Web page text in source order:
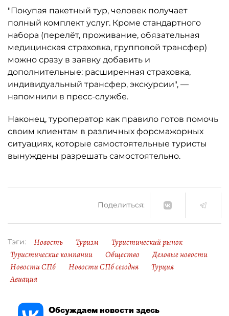
"Покупая пакетный тур, человек получает
полный комплект услуг. Кроме стандартного
набора (перелёт, проживание, обязательная
медицинская страховка, групповой трансфер)
можно сразу в заявку добавить и
дополнительные: расширенная страховка,
индивидуальный трансфер, экскурсии", —
напомнили в пресс-службе.
Наконец, туроператор как правило готов помочь
своим клиентам в различных форсмажорных
ситуациях, которые самостоятельные туристы
вынуждены разрешать самостоятельно.
Поделиться:
Тэги: Новость Туризм
Туристический рынок
Туристические компании
Общество
Деловые новости
Новости СПб
Новости СПб сегодня
Турция
Авиация
Обсуждаем новости здесь